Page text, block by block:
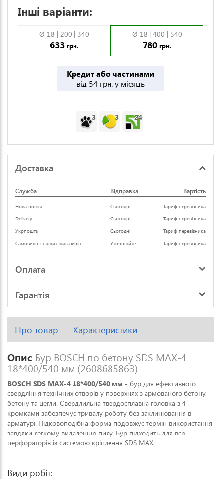
Інші варіанти:
Ø 18 | 200 | 340
633грн.
Ø 18 | 400 | 540
780грн.
Кредит або частинами
від 54 грн. у місяць
3 3 24
Доставка
Служба Відправка Вартість
Нова пошта Сьогодні
Тариф перевізника
Delivery
Сьогодні
Тариф перевізника
Укрпошта
Сьогодні
Тариф перевізника
Самовивіз з наших магазинів
Уточнюйте Тариф перевізника
Оплата
Гарантія
Про товар Характеристики
Опис Бур BOSCH по бетону SDS MAX-4
18*400/540 мм (2608685863)
BOSCH SDS MAX-4 18*400/540 мм - бур для ефективного
свердління технічних отворів у поверхнях з армованого бетону,
бетону та цегли. Свердлильна твердосплавна головка з 4
кромками забезпечує тривалу роботу без заклинювання в
арматурі. Підковоподібна форма подовжує термін використання
завдяки легкому видаленню пилу. Бур підходить для всіх
перфораторів із системою кріплення SDS MAX.
Види робіт: